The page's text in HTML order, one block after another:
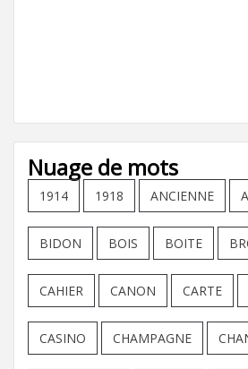
Nuage de mots
1914 1918 ANCIENNE
BIDON BOIS BOITE
CAHIER CANON CARTE
CASINO CHAMPAGNE